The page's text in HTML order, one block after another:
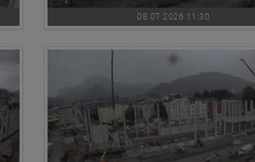
08.07.2026 11:30